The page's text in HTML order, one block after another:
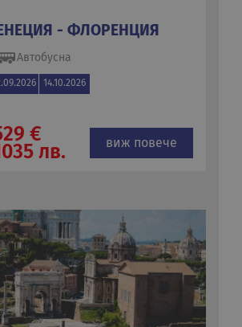
- ФЛОРЕНЦИЯ
Автобусна
14.10.2026
€
лв.
виж повече